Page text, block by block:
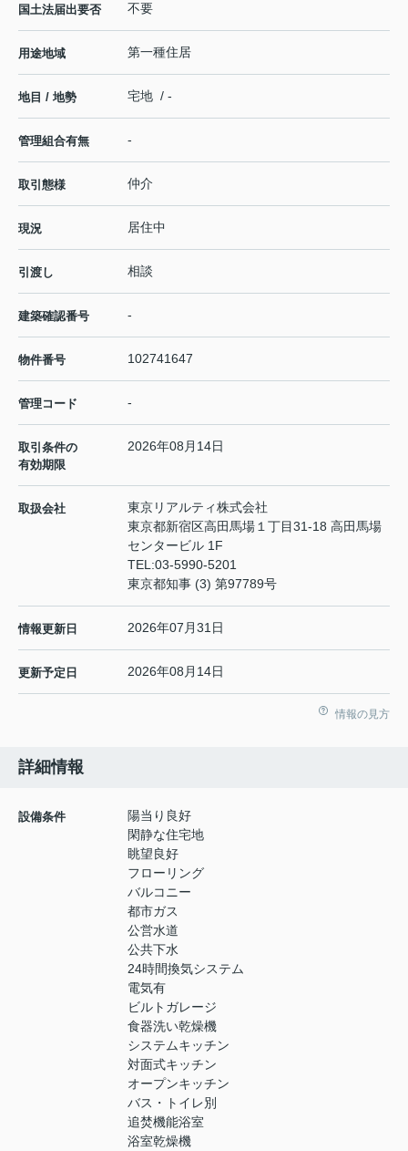
国土法届出要否 不要
用途地域 第一種住居
地目 / 地勢 宅地 / -
管理組合有無 -
取引態様 仲介
現況 居住中
引渡し 相談
建築確認番号 -
物件番号 102741647
管理コード -
取引条件の
有効期限
2026年08月14日
取扱会社
東京リアルティ株式会社
東京都新宿区高田馬場１丁目31-18 高田馬場
センタービル 1F
TEL:03-5990-5201
東京都知事 (3) 第97789号
情報更新日 2026年07月31日
更新予定日 2026年08月14日
情報の見方
詳細情報
設備条件
陽当り良好
閑静な住宅地
眺望良好
フローリング
バルコニー
都市ガス
公営水道
公共下水
24時間換気システム
電気有
ビルトガレージ
食器洗い乾燥機
システムキッチン
対面式キッチン
オープンキッチン
バス・トイレ別
追焚機能浴室
浴室乾燥機